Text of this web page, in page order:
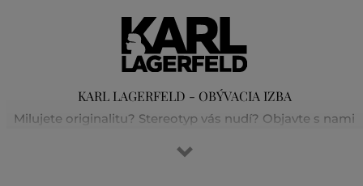
KARL LAGERFELD - OBÝVACIA IZBA
Milujete originalitu? Stereotyp vás nudí? Objavte s nami
parížskeho štýlu a rock-chic elegancie. Karl bol originálny,